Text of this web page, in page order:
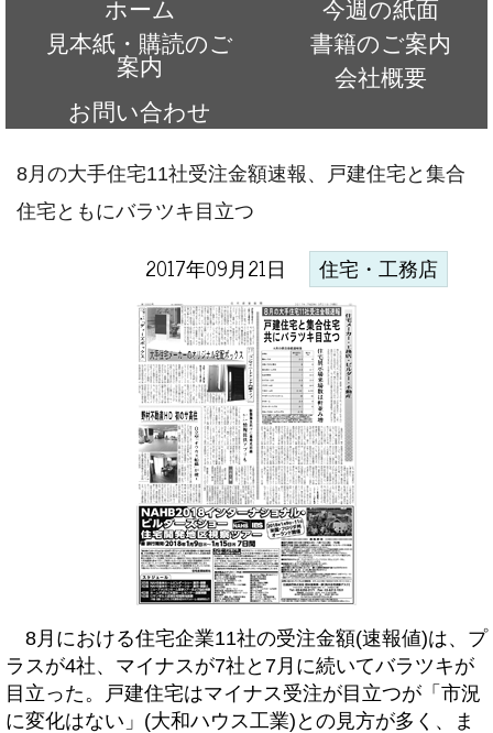
ホーム
今週の紙面
見本紙・購読のご
案内
書籍のご案内
会社概要
お問い合わせ
8月の大手住宅11社受注金額速報、戸建住宅と集合
住宅ともにバラツキ目立つ
2017年09月21日 住宅・工務店
8月における住宅企業11社の受注金額(速報値)は、プ
ラスが4社、マイナスが7社と7月に続いてバラツキが
目立った。戸建住宅はマイナス受注が目立つが「市況
に変化はない」(大和ハウス工業)との見方が多く、ま